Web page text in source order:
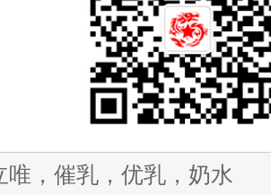
唯，催乳，优乳，奶水